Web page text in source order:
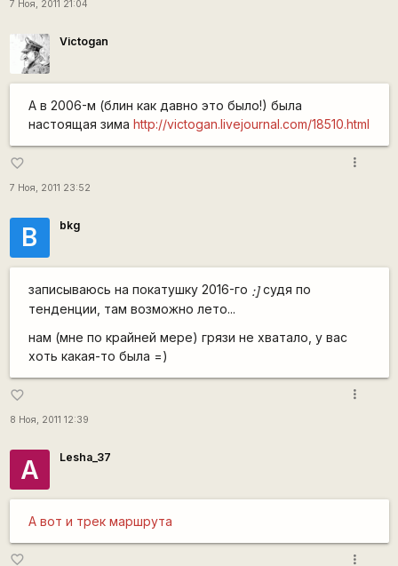
7 Ноя, 2011 21:04
Victogan
А в 2006-м (блин как давно это было!) была
настоящая зима http://victogan.livejournal.com/18510.html
favorite_border
7 Ноя, 2011 23:52
more_vert
B bkg
записываюсь на покатушку 2016-го :]судя по
тенденции, там возможно лето...
нам (мне по крайней мере) грязи не хватало, у вас
хоть какая-то была =)
favorite_border
8 Ноя, 2011 12:39
more_vert
А Lesha_37
А вот и трек маршрута
favorite_border more_vert